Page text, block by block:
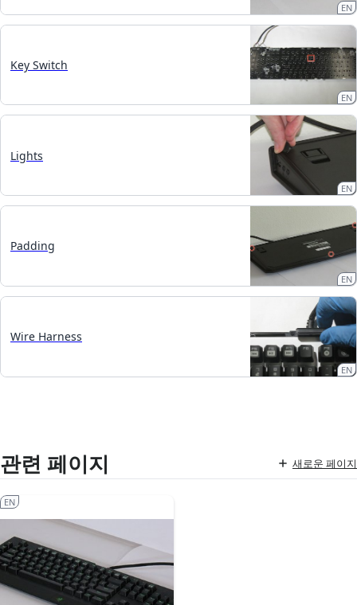
EN
Key Switch
EN
Lights
EN
Padding
EN
Wire Harness
EN
관련 페이지 새로운 페이지
EN